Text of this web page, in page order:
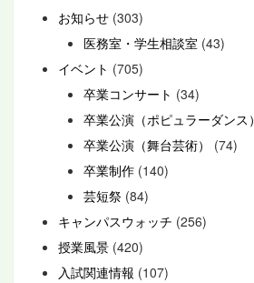
お知らせ (303)
医務室・学生相談室 (43)
イベント (705)
卒業コンサート (34)
卒業公演（ポピュラーダンス）
卒業公演（舞台芸術）
(74)
卒業制作 (140)
芸短祭 (84)
キャンパスウォッチ (256)
授業風景 (420)
入試関連情報 (107)